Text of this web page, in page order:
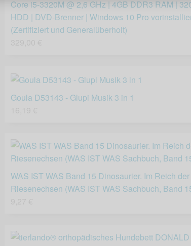
Core i5-3320M @ 2,6 GHz | 4GB DDR3 RAM |
HDD | DVD-Brenner | Windows 10 Pro
(Zertifiziert und Generalüberholt)
Goula D53143 - Glupi Musik 3 in 1
WAS IST WAS Band 15 Dinosaurier. Im Reich der
Riesenechsen (WAS IST WAS Sachbuch, Band